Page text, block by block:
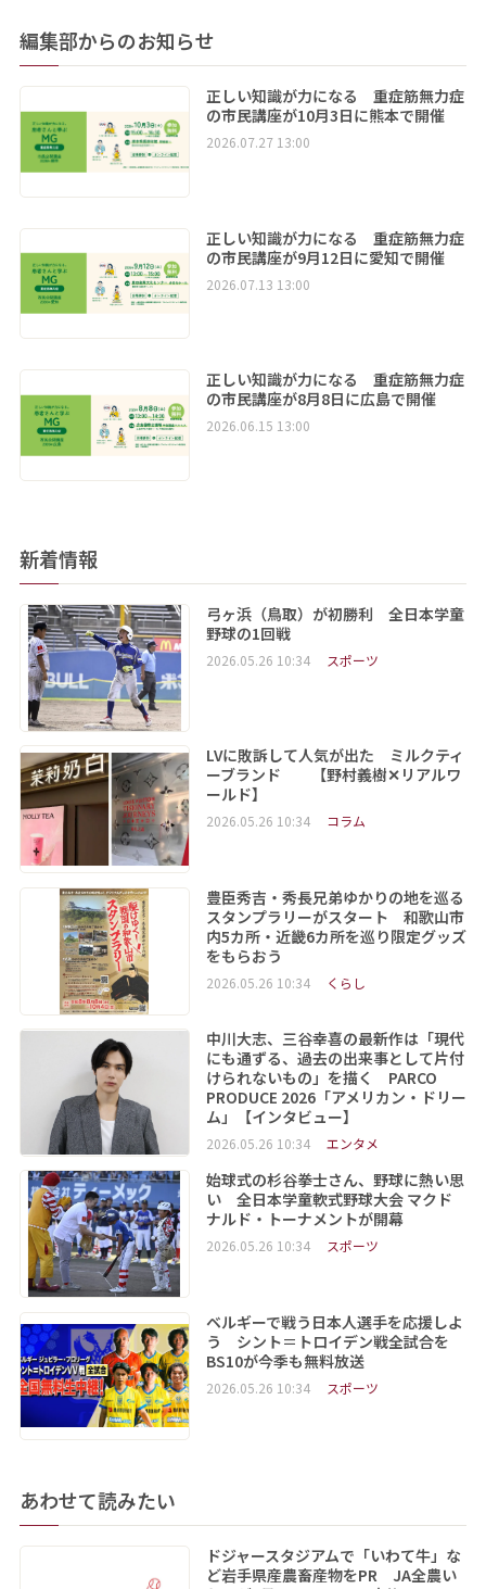
編集部からのお知らせ
正しい知識が力になる 重症筋無力症
の市民講座が10月3日に熊本で開催
2026.07.27 13:00
正しい知識が力になる 重症筋無力症
の市民講座が9月12日に愛知で開催
2026.07.13 13:00
正しい知識が力になる 重症筋無力症
の市民講座が8月8日に広島で開催
2026.06.15 13:00
新着情報
弓ヶ浜（鳥取）が初勝利 全日本学童
野球の1回戦
2026.05.26 10:34 スポーツ
LVに敗訴して人気が出た ミルクティ
ーブランド 【野村義樹✕リアルワ
ールド】
2026.05.26 10:34 コラム
豊臣秀吉・秀長兄弟ゆかりの地を巡る
スタンプラリーがスタート 和歌山市
内5カ所・近畿6カ所を巡り限定グッズ
をもらおう
2026.05.26 10:34 くらし
中川大志、三谷幸喜の最新作は「現代
にも通ずる、過去の出来事として片付
けられないもの」を描く PARCO
PRODUCE 2026「アメリカン・ドリー
ム」【インタビュー】
2026.05.26 10:34 エンタメ
始球式の杉谷拳士さん、野球に熱い思
い 全日本学童軟式野球大会 マクド
ナルド・トーナメントが開幕
2026.05.26 10:34 スポーツ
ベルギーで戦う日本人選手を応援しよ
う シント＝トロイデン戦全試合を
BS10が今季も無料放送
2026.05.26 10:34 スポーツ
あわせて読みたい
ドジャースタジアムで「いわて牛」な
ど岩手県産農畜産物をPR JA全農い